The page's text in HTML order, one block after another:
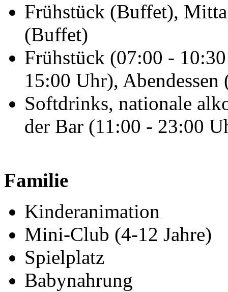
Frühstück (Buffet),
(Buffet)
Frühstück (07:00 -
15:00 Uhr),
Softdrinks, nationale
der Bar (11:00 - 23:00
Familie
Kinderanimation
Mini-Club (4-12 Jahre)
Spielplatz
Babynahrung